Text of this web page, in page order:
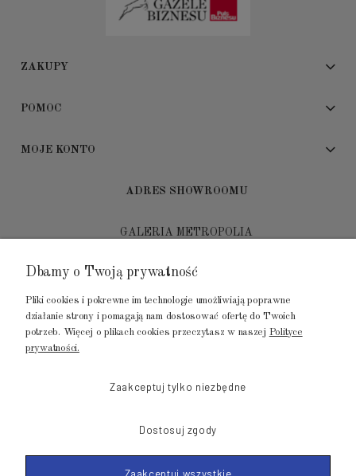
ZAKUPY
POMOC
MOJE KONTO
ADRES SHOWROOMU
GALERIA METROPOLIA
80-452 Gdańsk
tel.: 502 104 104
mail: biuro@luksusowysen.pl
Dbamy o Twoją prywatność
Pliki cookies i pokrewne im technologie umożliwiają poprawne
działanie strony i pomagają nam dostosować ofertę do Twoich
potrzeb. Więcej o plikach cookies przeczytasz w naszej Polityce
prywatności.
Zaakceptuj tylko niezbędne
Dostosuj zgody